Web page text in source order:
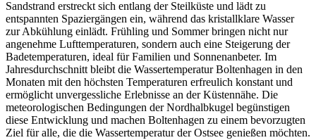
Sandstrand erstreckt sich entlang der Steilküste und lädt zu
entspannten Spaziergängen ein, während das kristallklare Wasser
zur Abkühlung einlädt. Frühling und Sommer bringen nicht nur
angenehme Lufttemperaturen, sondern auch eine Steigerung der
Badetemperaturen, ideal für Familien und Sonnenanbeter. Im
Jahresdurchschnitt bleibt die Wassertemperatur Boltenhagen in den
Monaten mit den höchsten Temperaturen erfreulich konstant und
ermöglicht unvergessliche Erlebnisse an der Küstennähe. Die
meteorologischen Bedingungen der Nordhalbkugel begünstigen
diese Entwicklung und machen Boltenhagen zu einem bevorzugten
Ziel für alle, die die Wassertemperatur der Ostsee genießen möchten.